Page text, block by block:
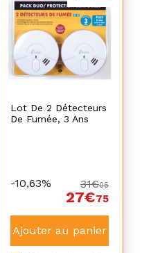
Lot De 2 Détecteurs
De Fumée, 3 Ans
-10,63% 31€05
27€75
Ajouter au panier